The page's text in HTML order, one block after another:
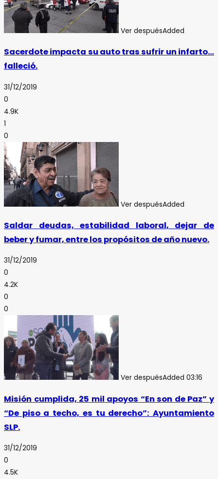
Ver despuésAdded
Sacerdote impacta su auto tras sufrir un infarto…
falleció.
31/12/2019
0
4.9K
1
0
Ver despuésAdded
Saldar deudas, estabilidad laboral, dejar de
beber y fumar, entre los propósitos de año nuevo.
31/12/2019
0
4.2K
0
0
Ver despuésAdded 03:16
Misión cumplida, 25 mil apoyos “En son de Paz” y
“De piso a techo, es tu derecho”: Ayuntamiento
SLP.
31/12/2019
0
4.5K